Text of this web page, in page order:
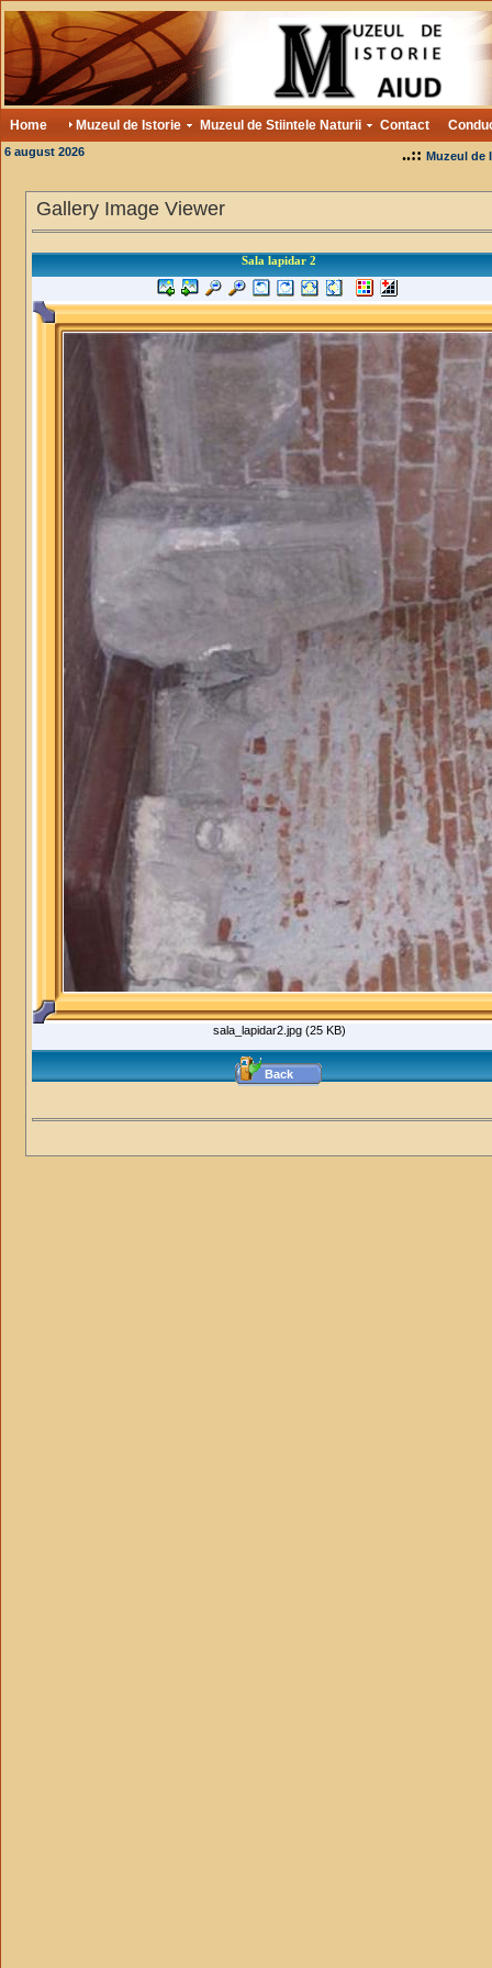
Home Muzeul de Istorie Muzeul de Stiintele Naturii Contact
6 august 2026 ..:: Muzeul de
Gallery Image Viewer
Sala lapidar 2
sala_lapidar2.jpg (25 KB)